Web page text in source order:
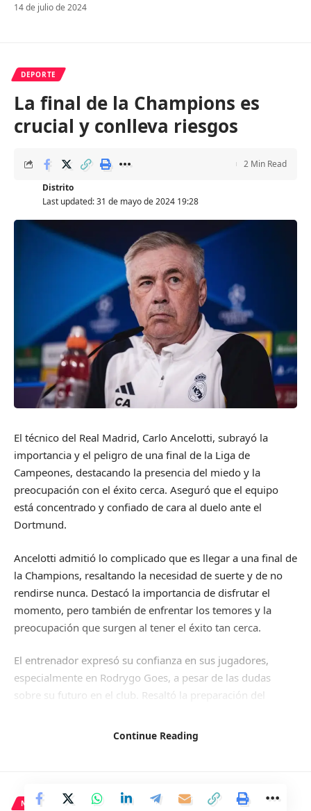
14 de julio de 2024
DEPORTE
La final de la Champions es
crucial y conlleva riesgos
Last updated: 31 de mayo de 2024 19:28
Distrito
2 Min Read
El técnico del Real Madrid, Carlo Ancelotti, subrayó la
importancia y el peligro de una final de la Liga de
Campeones, destacando la presencia del miedo y la
preocupación con el éxito cerca. Aseguró que el equipo
está concentrado y confiado de cara al duelo ante el
Dortmund.
Ancelotti admitió lo complicado que es llegar a una final de
la Champions, resaltando la necesidad de suerte y de no
rendirse nunca. Destacó la importancia de disfrutar el
momento, pero también de enfrentar los temores y la
preocupación que surgen al tener el éxito tan cerca.
El entrenador expresó su confianza en sus jugadores,
especialmente en Rodrygo Goes, a pesar de las dudas
sobre su futuro en el club. Resaltó la preparación del
la temporada, con respeto hacia el rival.
ideas claras a los jugadores. Destacó la calidad y el
Continue Reading
NACIONAL